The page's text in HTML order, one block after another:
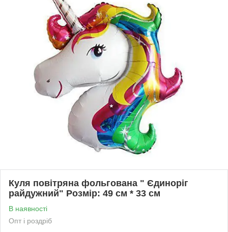
Куля повітряна фольгована " Єдиноріг
райдужний" Розмір: 49 см * 33 см
В наявності
Опт і роздріб